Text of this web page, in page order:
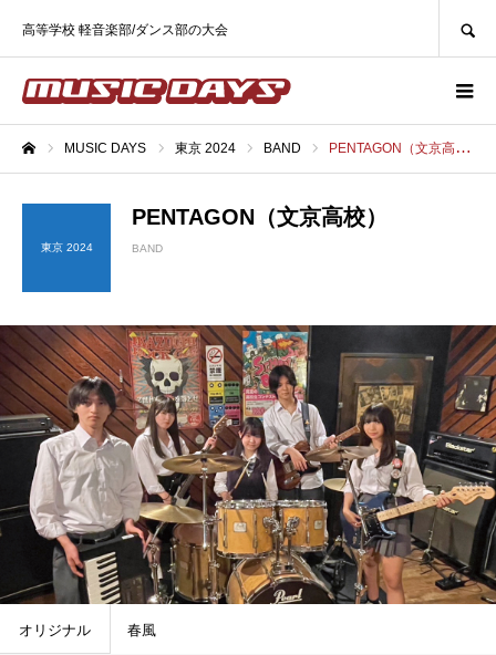
高等学校 軽音楽部/ダンス部の大会
MUSIC DAYS 東京 2024 BAND PENTAGON（文京高校）
東京 2024
PENTAGON（文京高校）
BAND
オリジナル 春風